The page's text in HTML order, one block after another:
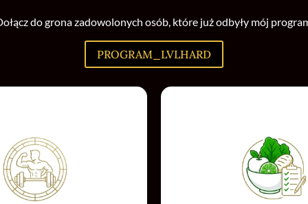
do grona zadowolonych osób, które już odbyły mój
PROGRAM_LVLHARD